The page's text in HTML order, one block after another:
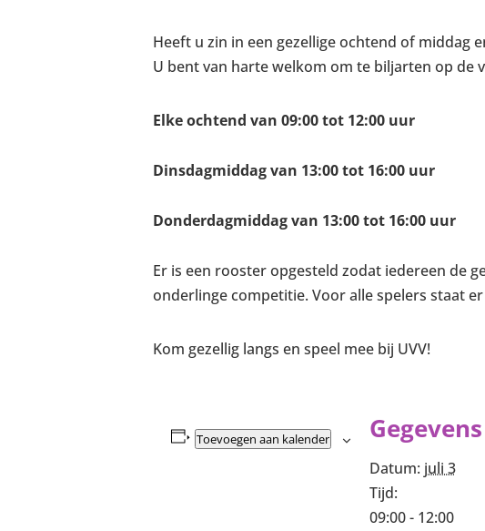
Heeft u zin in een gezellige ochtend of middag
U bent van harte welkom om te biljarten op de
Elke ochtend van 09:00 tot 12:00 uur
Dinsdagmiddag van 13:00 tot 16:00 uur
Donderdagmiddag van 13:00 tot 16:00 uur
Er is een rooster opgesteld zodat iedereen de
onderlinge competitie. Voor alle spelers staat
Kom gezellig langs en speel mee bij UVV!
Toevoegen aan kalender Gegevens
Datum: juli 3
Tijd:
09:00 - 12:00